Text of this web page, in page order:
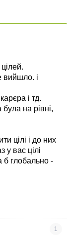
вийшло. і
і тд.
на рівні,
цілі і до них
у вас цілі
б глобально -
1